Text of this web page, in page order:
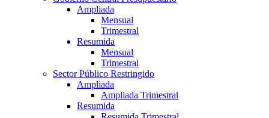
Ampliada
Mensual
Trimestral
Resumida
Mensual
Trimestral
Sector Público Restringido
Ampliada
Ampliada Trimestral
Resumida